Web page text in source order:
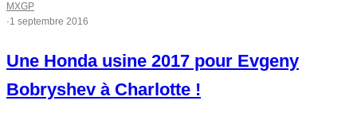
MXGP
·1 septembre 2016
Une Honda usine 2017 pour Evgeny
Bobryshev à Charlotte !